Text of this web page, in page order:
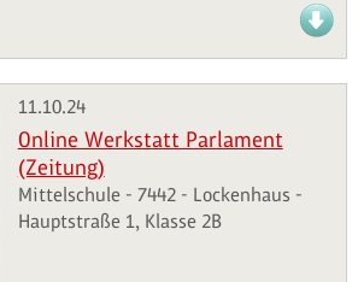
11.10.24
Online Werkstatt Parlament
(Zeitung)
Mittelschule - 7442 - Lockenhaus -
Hauptstraße 1, Klasse 2B